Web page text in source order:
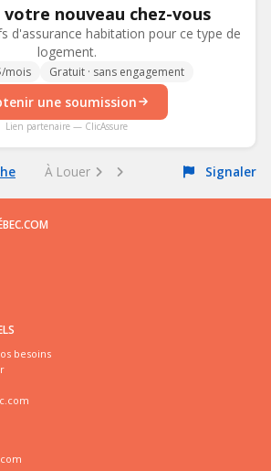
nouveau chez-vous
d'assurance habitation pour ce type de
logement.
mois Gratuit · sans engagement
une soumission
Lien partenaire — ClicAssure
À Louer Signaler
besoins